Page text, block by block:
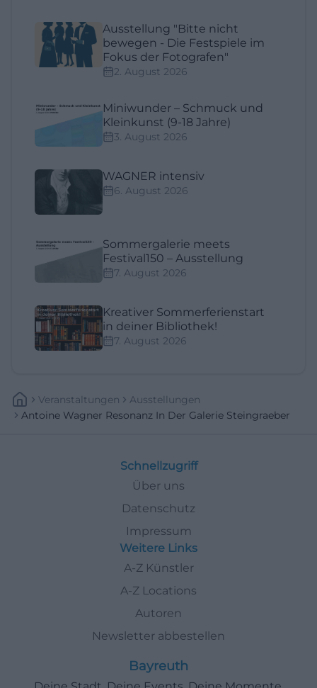
Ausstellung "Bitte nicht
bewegen - Die Festspiele im
Fokus der Fotografen"
2. August 2026
Miniwunder – Schmuck und
Kleinkunst (9-18 Jahre)
3. August 2026
WAGNER intensiv
6. August 2026
Sommergalerie meets
Festival150 – Ausstellung
7. August 2026
Kreativer Sommerferienstart
in deiner Bibliothek!
7. August 2026
Veranstaltungen
Ausstellungen
Antoine Wagner Resonanz In Der Galerie Steingraeber
Schnellzugriff
Über uns
Datenschutz
Impressum
Weitere Links
A-Z Künstler
A-Z Locations
Autoren
Newsletter abbestellen
Bayreuth